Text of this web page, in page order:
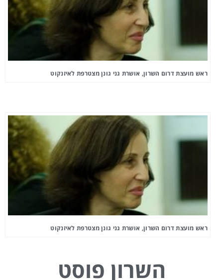
ראש מועצת דרום השרון, אושרת גני גונן מצטרפת לאיזנקוט
ראש מועצת דרום השרון, אושרת גני גונן מצטרפת לאיזנקוט
השרון פוסט